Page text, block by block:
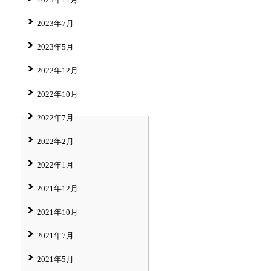
2023年7月
2023年5月
2022年12月
2022年10月
2022年7月
2022年2月
2022年1月
2021年12月
2021年10月
2021年7月
2021年5月